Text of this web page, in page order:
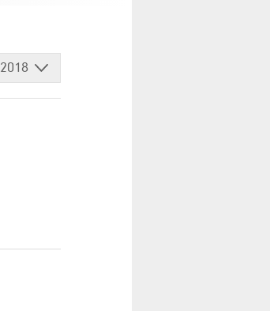
2018